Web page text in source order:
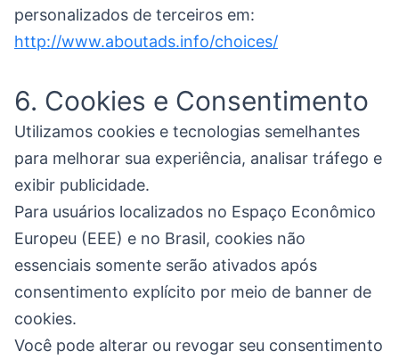
personalizados de terceiros em:
http://www.aboutads.info/choices/
6. Cookies e Consentimento
Utilizamos cookies e tecnologias semelhantes
para melhorar sua experiência, analisar tráfego e
exibir publicidade.
Para usuários localizados no Espaço Econômico
Europeu (EEE) e no Brasil, cookies não
essenciais somente serão ativados após
consentimento explícito por meio de banner de
cookies.
Você pode alterar ou revogar seu consentimento